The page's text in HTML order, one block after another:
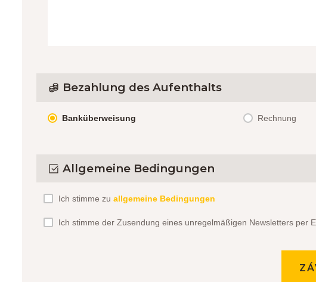
Bezahlung des Aufenthalts
Banküberweisung Rechnung
Allgemeine Bedingungen
Ich stimme zuallgemeine Bedingungen
Ich stimme der Zusendung eines unregelmäßigen Newsletters per